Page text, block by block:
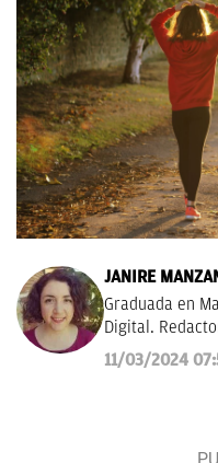
JANIRE
Graduada en
Digital.
curiosidades,
Navidad.
11/03/2024